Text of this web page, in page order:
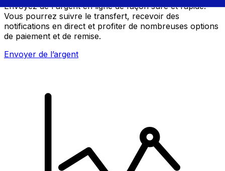
Envoyez de l'argent en ligne de façon sûre et rapide.
Vous pourrez suivre le transfert, recevoir des
notifications en direct et profiter de nombreuses options
de paiement et de remise.
Envoyer de l’argent